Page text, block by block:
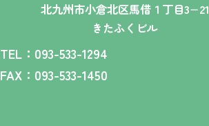
北九州市小倉北区馬借１丁目3−21
きたふくビル
TEL：093-533-1294
FAX：093-533-1450